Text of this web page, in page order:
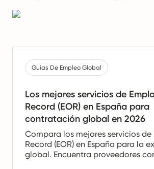
Guías De Empleo Global
Los mejores servicios de
Record (EOR) en España para
contratación global en 2026
Compara los mejores servicios de
Record (EOR) en España para la
global. Encuentra proveedores